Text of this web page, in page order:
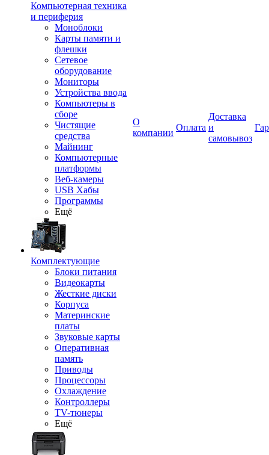
Компьютерная техника
и периферия
Моноблоки
Карты памяти и
флешки
Сетевое
оборудование
Мониторы
Устройства ввода
Компьютеры в
сборе
Чистящие
средства
Майнинг
Компьютерные
платформы
Веб-камеры
USB Хабы
Программы
Ещё
Комплектующие
Блоки питания
Видеокарты
Жесткие диски
Корпуса
Материнские
платы
Звуковые карты
Оперативная
память
Приводы
Процессоры
Охлаждение
Контроллеры
TV-тюнеры
Ещё
О
компании
Оплата
Доставка
и
самовывоз